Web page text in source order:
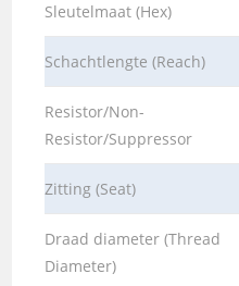
Sleutelmaat (Hex)
Schachtlengte (Reach)
Resistor/Non-
Resistor/Suppressor
Zitting (Seat)
Draad diameter (Thread
Diameter)